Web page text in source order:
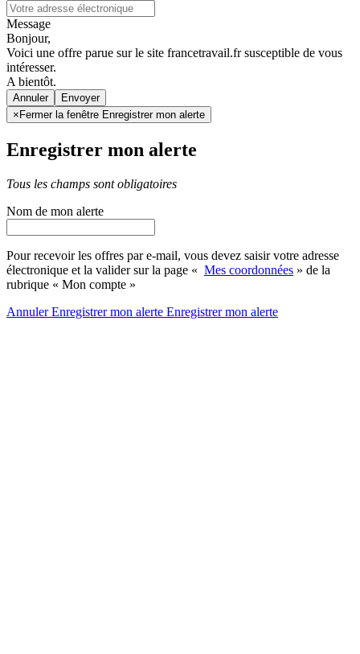
Message
Bonjour,
Voici une offre parue sur le site francetravail.fr susceptible de vous
intéresser.
A bientôt.
Annuler
× Fermer la fenêtre Enregistrer mon alerte
Enregistrer mon alerte
Tous les champs sont obligatoires
Nom de mon alerte
Pour recevoir les offres par e-mail, vous devez saisir votre adresse
électronique et la valider sur la page « Mes coordonnées » de la
rubrique « Mon compte »
AnnulerEnregistrer mon alerte Enregistrermon alerte